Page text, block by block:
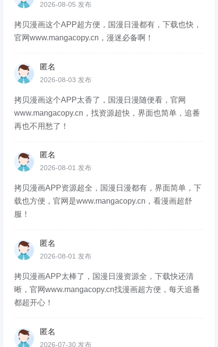
2026-08-05 发布
拷贝漫画这个APP超方便，国漫日漫都有，下载也快，
官网www.mangacopy.cn，漫迷必备啊！
匿名
2026-08-03 发布
拷贝漫画这个APP太香了，国漫日漫随便看，官网
www.mangacopy.cn，找资源超快，界面也简单，追番
再也不用愁了！
匿名
2026-08-01 发布
拷贝漫画APP资源超全，国漫日漫都有，界面简单，下
载也方便，官网是www.mangacopy.cn，看漫画超舒
服！
匿名
2026-08-01 发布
拷贝漫画APP太棒了，国漫日漫资源全，下载快还清
晰，官网www.mangacopy.cn找漫画超方便，每天追番
都超开心！
匿名
2026-07-30 发布